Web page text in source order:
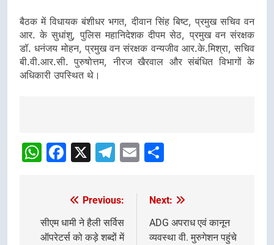
बैठक में विधायक बंशीधर भगत, दीवान सिंह बिष्ट, प्रमुख सचिव वन
आर. के सुधांशु, पुलिस महानिदेशक दीपम सेठ, प्रमुख वन संरक्षक
डॉ. धनंजय मोहन, प्रमुख वन संरक्षक वन्यजीव आर.के.मिश्रा, सचिव
बी.वी.आर.सी. पुरुषोत्तम, नीरज खैरवाल और संबंधित विभागों के
अधिकारी उपस्थित थे।
Navigation
WhatsApp
Facebook
X Telegram
Email
navigation
Previous:
सीएम धामी ने हैली सर्विस
ऑपरेटर्स को कड़े शब्दों में
Next:
ADG अपराध एवं कानून
व्यवस्था वी. मुरुगेशन पहुंचे